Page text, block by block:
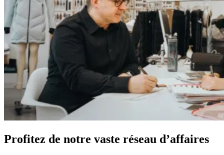
Profitez de notre vaste réseau d’affaires